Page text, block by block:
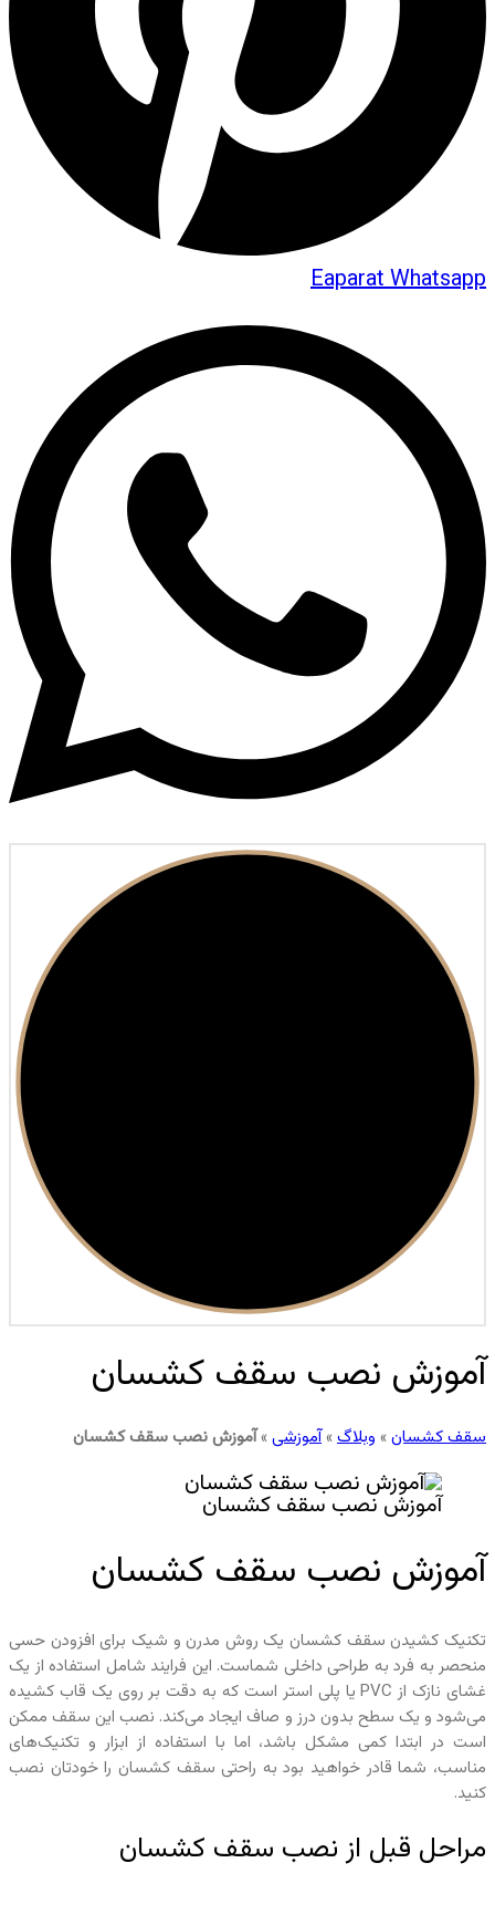
EaparatWhatsapp
آموزش نصب سقف کشسان
سقف کشسان» وبلاگ»آموزشی»آموزش نصب سقف کشسان
آموزش نصب سقف کشسان
آموزش نصب سقف کشسان
تکنیک کشیدن سقف کشسان یک روش مدرن و شیک برای افزودن حسی
منحصر به فرد به طراحی داخلی شماست. این فرایند شامل استفاده از یک
غشای نازک از PVC یا پلی استر است که به دقت بر روی یک قاب کشیده
می‌شود و یک سطح بدون درز و صاف ایجاد می‌کند. نصب این سقف ممکن
است در ابتدا کمی مشکل باشد، اما با استفاده از ابزار و تکنیک‌های
مناسب، شما قادر خواهید بود به راحتی سقف کشسان را خودتان نصب
کنید.
مراحل قبل از نصب سقف کشسان